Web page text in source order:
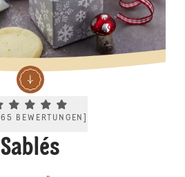
Current rating 4.6. Click to rate.
[65 BEWERTUNGEN
Sablés